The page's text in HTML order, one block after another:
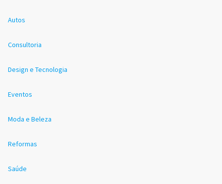
Autos
Consultoria
Design e Tecnologia
Eventos
Moda e Beleza
Reformas
Saúde